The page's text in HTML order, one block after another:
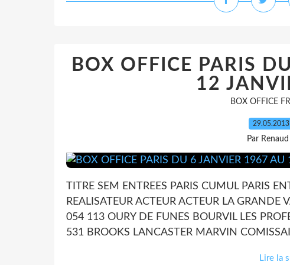
BOX OFFICE PARIS
12
BOX OFFICE
29.05.2013
Par
TITRE SEM ENTREES PARIS CUMUL PARIS
REALISATEUR ACTEUR ACTEUR LA
054 113 OURY DE FUNES BOURVIL LES
531 BROOKS LANCASTER MARVIN
Lire la